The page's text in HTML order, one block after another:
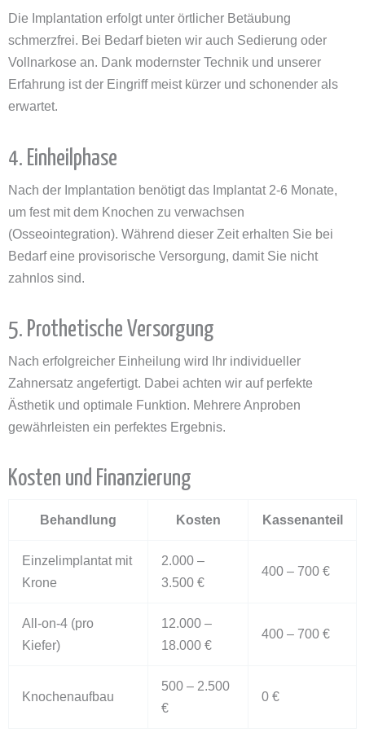
Die Implantation erfolgt unter örtlicher Betäubung
schmerzfrei. Bei Bedarf bieten wir auch Sedierung oder
Vollnarkose an. Dank modernster Technik und unserer
Erfahrung ist der Eingriff meist kürzer und schonender als
erwartet.
4. Einheilphase
Nach der Implantation benötigt das Implantat 2-6 Monate,
um fest mit dem Knochen zu verwachsen
(Osseointegration). Während dieser Zeit erhalten Sie bei
Bedarf eine provisorische Versorgung, damit Sie nicht
zahnlos sind.
5. Prothetische Versorgung
Nach erfolgreicher Einheilung wird Ihr individueller
Zahnersatz angefertigt. Dabei achten wir auf perfekte
Ästhetik und optimale Funktion. Mehrere Anproben
gewährleisten ein perfektes Ergebnis.
Kosten und Finanzierung
Behandlung Kosten Kassenanteil
Einzelimplantat mit
Krone
2.000 –
3.500 €
400 – 700 €
All-on-4 (pro
Kiefer)
12.000 –
18.000 €
400 – 700 €
Knochenaufbau
500 – 2.500
€
0 €